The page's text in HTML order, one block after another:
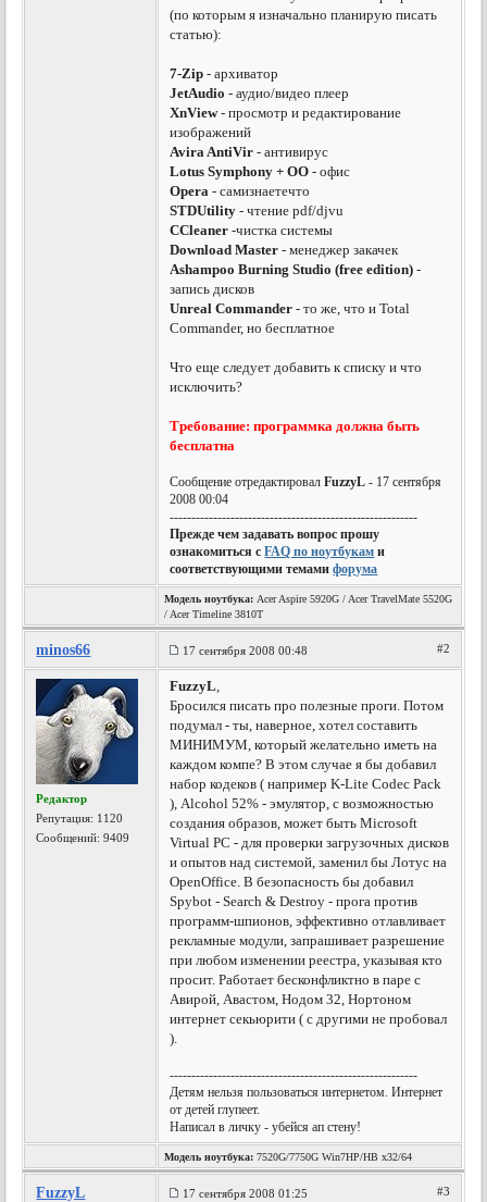
(по которым я изначально планирую писать
статью):
7-Zip - архиватор
JetAudio - аудио/видео плеер
XnView- просмотр и редактирование
изображений
Avira AntiVir - антивирус
Lotus Symphony + OO - офис
Operа - самизнаетечто
STDUtility - чтение pdf/djvu
CCleaner -чистка системы
Download Master - менеджер закачек
Ashampoo Burning Studio (free edition) -
запись дисков
Unreal Commander - то же, что и Total
Commander, но бесплатное
Что еще следует добавить к списку и что
исключить?
Требование: программка должна быть
бесплатна
Сообщение отредактировалFuzzyL - 17 сентября
2008 00:04
---------------------------------------------------------
Прежде чем задавать вопрос прошу
ознакомиться сFAQ по ноутбукам и
соответствующими темамифорума
Модель ноутбука: Acer Aspire 5920G / Acer TravelMate 5520G
/ Acer Timeline 3810T
minos66 17 сентября 2008 00:48 #2
Редактор
Репутация: 1120
Сообщений: 9409
FuzzyL,
Бросился писать про полезные проги. Потом
подумал - ты, наверное, хотел составить
МИНИМУМ, который желательно иметь на
каждом компе? В этом случае я бы добавил
набор кодеков ( например K-Lite Codeс Раck
), Alcohol 52% - эмулятор, с возможностью
создания образов, может быть Microsoft
Virtual PC - для проверки загрузочных дисков
и опытов над системой, заменил бы Лотус на
OpenOffice. В безопасность бы добавил
Spybot - Search & Destroy - прога против
программ-шпионов, эффективно отлавливает
рекламные модули, запрашивает разрешение
при любом изменении реестра, указывая кто
просит. Работает бесконфликтно в паре с
Авирой, Авастом, Нодом 32, Нортоном
интернет секьюрити ( с другими не пробовал
).
---------------------------------------------------------
Детям нельзя пользоваться интернетом. Интернет
от детей глупеет.
Написал в личку - убейся ап стену!
Модель ноутбука: 7520G/7750G Win7HP/HB x32/64
FuzzyL 17 сентября 2008 01:25 #3